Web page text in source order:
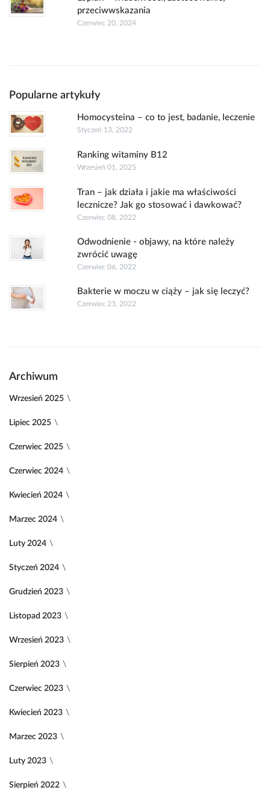
przeciwwskazania
Czerwiec 20, 2024
Popularne artykuły
Homocysteina – co to jest, badanie, leczenie
Styczeń 13, 2022
Ranking witaminy B12
Wrzesień 01, 2025
Tran – jak działa i jakie ma właściwości
lecznicze? Jak go stosować i dawkować?
Czerwiec 08, 2022
Odwodnienie - objawy, na które należy
zwrócić uwagę
Czerwiec 06, 2022
Bakterie w moczu w ciąży – jak się leczyć?
Czerwiec 23, 2022
Archiwum
Wrzesień 2025
Lipiec 2025
Czerwiec 2025
Czerwiec 2024
Kwiecień 2024
Marzec 2024
Luty 2024
Styczeń 2024
Grudzień 2023
Listopad 2023
Wrzesień 2023
Sierpień 2023
Czerwiec 2023
Kwiecień 2023
Marzec 2023
Luty 2023
Sierpień 2022